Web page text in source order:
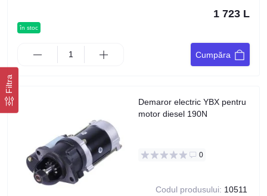
Filtra
în stoc
1 723 L
Cumpăra
Demaror electric YBX pentru
motor diesel 190N
0
Codul produsului: 10511